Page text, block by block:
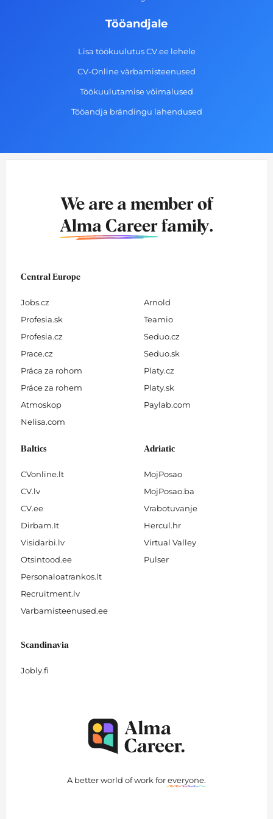
Tööandjale
Lisa töökuulutus CV.ee lehele
CV-Online värbamisteenused
Töökuulutamise võimalused
Tööandja brändingu lahendused
We are a member of
Alma Career family.
Central Europe
Jobs.cz
Profesia.sk
Profesia.cz
Prace.cz
Práca za rohom
Práce za rohem
Atmoskop
Nelisa.com
Arnold
Teamio
Seduo.cz
Seduo.sk
Platy.cz
Platy.sk
Paylab.com
Baltics
CVonline.lt
CV.lv
CV.ee
Dirbam.It
Visidarbi.lv
Otsintood.ee
Personaloatrankos.lt
Recruitment.lv
Varbamisteenused.ee
Adriatic
MojPosao
MojPosao.ba
Vrabotuvanje
Hercul.hr
Virtual Valley
Pulser
Scandinavia
Jobly.fi
A better world of work foreveryone.